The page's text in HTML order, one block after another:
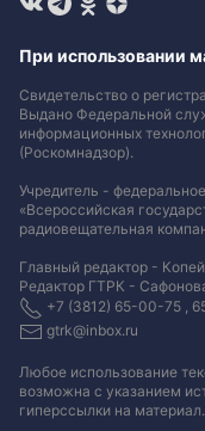
При использовании
Свидетельство о
Выдано Федеральной
информационных
(Роскомнадзор).
Учредитель -
«Всероссийская
радиовещательная
Главный редактор -
Редактор ГТРК -
+7 (3812) 65-00-75 ,
gtrk@inbox.ru
Любое использование
возможна с указанием
гиперссылки на материал.